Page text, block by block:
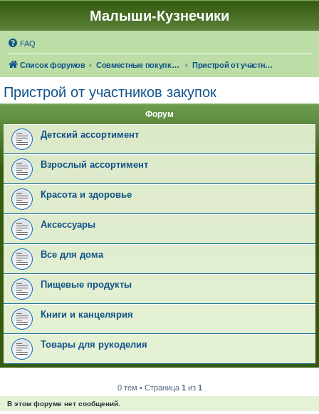
Малыши-Кузнечики
FAQ
Список форумов Совместные покупки "Малыши-Кузнечики" Пристрой от участников закупок
Пристрой от участников закупок
Форум
Детский ассортимент
Взрослый ассортимент
Красота и здоровье
Аксессуары
Все для дома
Пищевые продукты
Книги и канцелярия
Товары для рукоделия
0 тем • Страница 1 из 1
В этом форуме нет сообщений.